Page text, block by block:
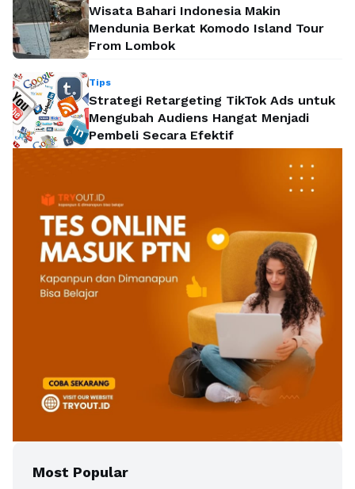
Wisata Bahari Indonesia Makin
Mendunia Berkat Komodo Island Tour
From Lombok
Tips
Strategi Retargeting TikTok Ads untuk
Mengubah Audiens Hangat Menjadi
Pembeli Secara Efektif
Most Popular